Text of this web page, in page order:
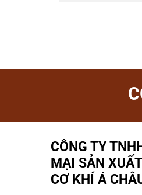
CÔNG TY
MẠI SẢN
CƠ KHÍ Á